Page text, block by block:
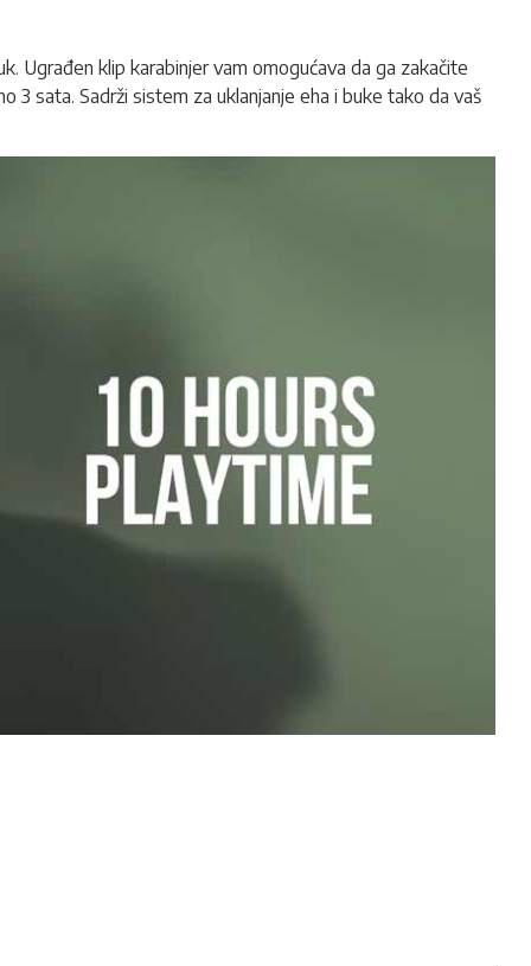
. Ugrađen klip karabinjer vam omogućava da ga zakačite
3 sata. Sadrži sistem za uklanjanje eha i buke tako da vaš